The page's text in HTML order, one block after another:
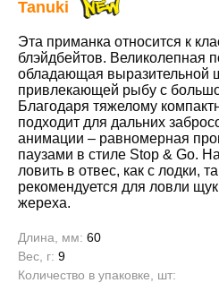
Tanuki
Эта приманка относится к
блэйдбейтов. Великолепная
обладающая выразительной
привлекающей рыбу с
Благодаря тяжелому
подходит для дальних
анимации – равномерная
паузами в стиле Stop & Go.
ловить в отвес, как с лодки,
рекомендуется для ловли
жереха.
Длина, мм: 60
Вес, г: 9
Количество в упаковке, шт: